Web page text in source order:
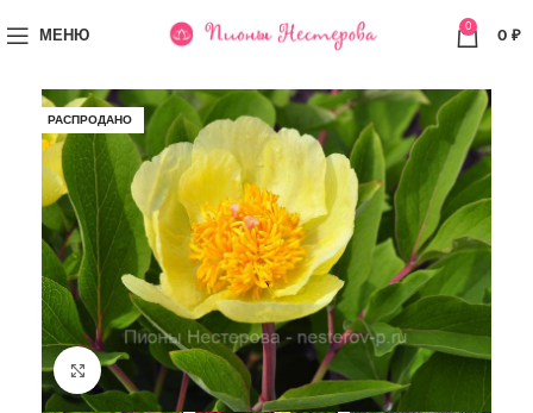
МЕНЮ 0 0 ₽
РАСПРОДАНО
Увеличить